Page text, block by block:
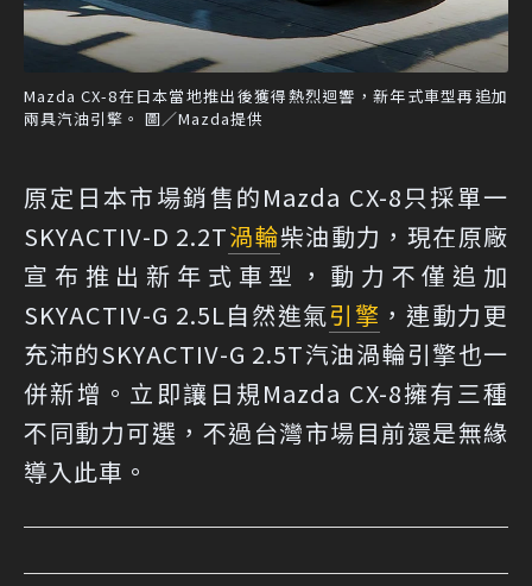
Mazda CX-8在日本當地推出後獲得熱烈迴響，新年式車型再追加
兩具汽油引擎。 圖／Mazda提供
原定日本市場銷售的Mazda CX-8只採單一
SKYACTIV-D 2.2T渦輪柴油動力，現在原廠
宣布推出新年式車型，動力不僅追加
SKYACTIV-G 2.5L自然進氣引擎 ，連動力更
充沛的SKYACTIV-G 2.5T汽油渦輪引擎也一
併新增。立即讓日規Mazda CX-8擁有三種
不同動力可選，不過台灣市場目前還是無緣
導入此車。